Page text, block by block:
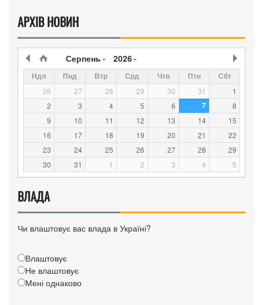
АРХІВ НОВИН
Серпень 2026
Ндл Пнд Втр Срд Чтв Птн Сбт
26 27 28 29 30 31
1
2
3 4 5 6 7
8
9
10 11 12 13 14
15
16
17 18 19 20 21
22
23
24 25 26 27 28
29
30
31 1 2 3 4 5
ВЛАДА
Чи влаштовує вас влада в Україні?
Влаштовує
Не влаштовує
Мені однаково